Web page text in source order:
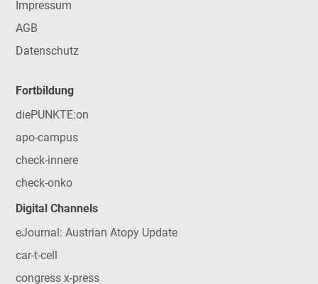
Impressum
AGB
Datenschutz
Fortbildung
diePUNKTE:on
apo-campus
check-innere
check-onko
Digital Channels
eJournal: Austrian Atopy Update
car-t-cell
congress x-press